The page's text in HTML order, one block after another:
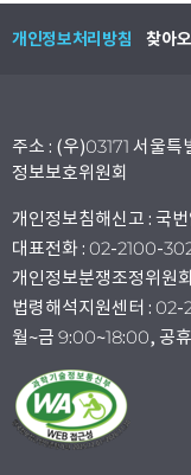
개인정보처리방침 찾아
주소 : (우)03171 서울
정보보호위원회
개인정보침해신고 : 국번
대표전화 : 02-2100-
개인정보분쟁조정위원
법령해석지원센터 :
월~금 9:00~18:00, 공